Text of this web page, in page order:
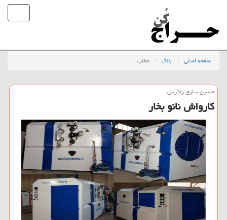
صفحه اصلی بلاگ مطلب
ماشین سازی زاگرس
كارواش نانو بخار